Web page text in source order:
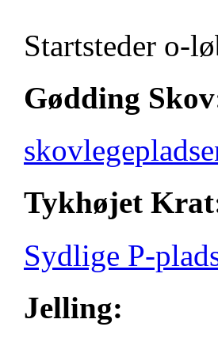
Startsteder o-
Gødding
Tykhøjet
Sydlige P-
Jelling: